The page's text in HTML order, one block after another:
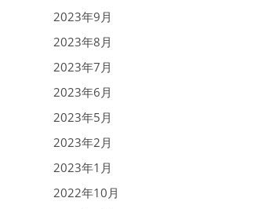
2023年9月
2023年8月
2023年7月
2023年6月
2023年5月
2023年2月
2023年1月
2022年10月